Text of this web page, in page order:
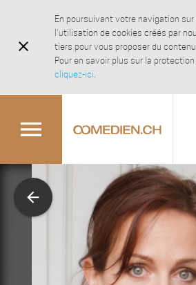
close
En poursuivant votre navigation
l'utilisation de cookies créés par
tiers pour vous proposer du
Pour en savoir plus sur la
cliquez-ici.
menu
arrow_back